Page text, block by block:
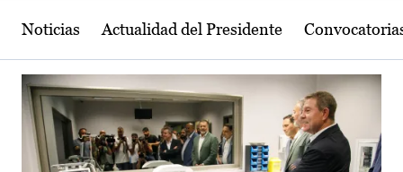
Noticias Actualidad del Presidente